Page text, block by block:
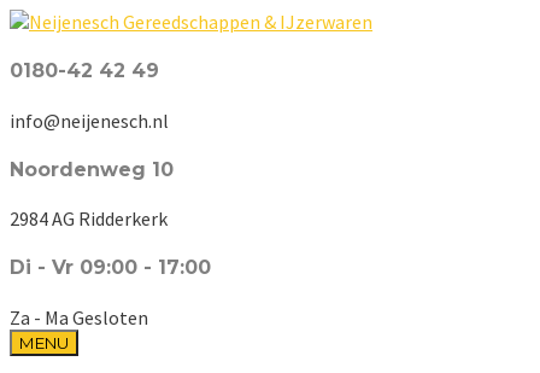
0180-42 42 49
info@neijenesch.nl
Noordenweg 10
2984 AG Ridderkerk
Di - Vr 09:00 - 17:00
Za - Ma Gesloten
MENU